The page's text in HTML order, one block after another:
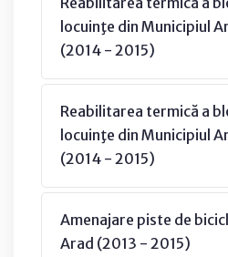
locuinţe din Municipiul
(2014 - 2015)
Reabilitarea termică a
locuinţe din Municipiul
(2014 - 2015)
Amenajare piste de
Arad (2013 - 2015)